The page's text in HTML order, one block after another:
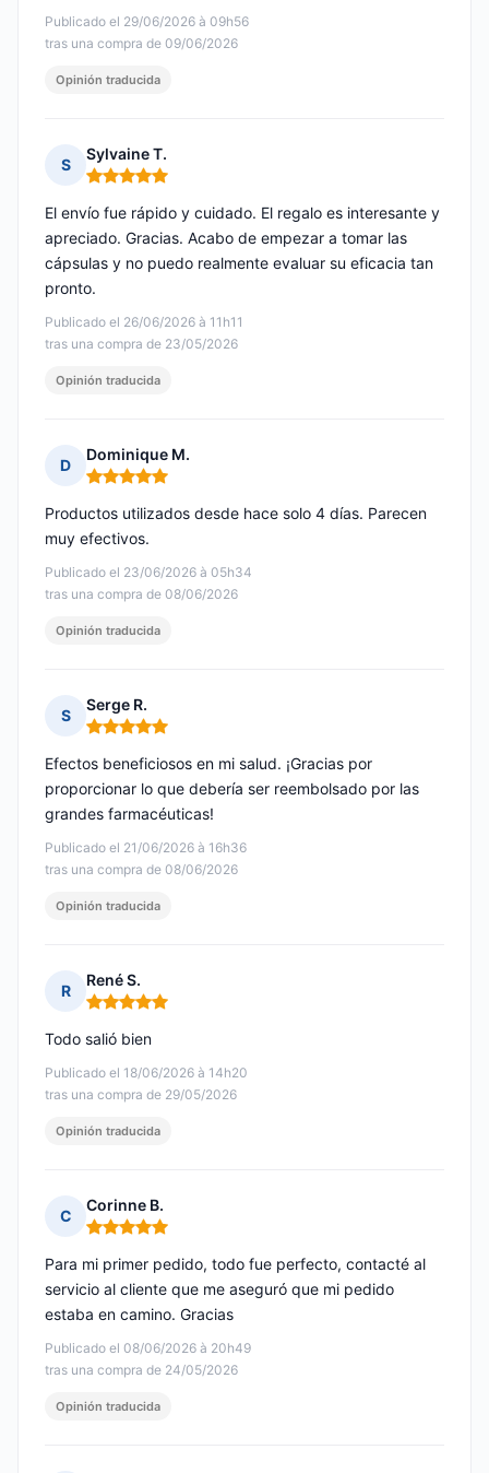
Publicado el 29/06/2026 à 09h56
tras una compra de 09/06/2026
Opinión traducida
S
Sylvaine T.
Nota: 5 de 5
Publicado el 26/06/2026 à 11h11
tras una compra de 23/05/2026
El envío fue rápido y cuidado. El regalo es interesante y
apreciado. Gracias. Acabo de empezar a tomar las
cápsulas y no puedo realmente evaluar su eficacia tan
pronto.
Opinión traducida
D
Dominique M.
Nota: 5 de 5
Publicado el 23/06/2026 à 05h34
tras una compra de 08/06/2026
Productos utilizados desde hace solo 4 días. Parecen
muy efectivos.
Opinión traducida
S
Serge R.
Nota: 5 de 5
Publicado el 21/06/2026 à 16h36
tras una compra de 08/06/2026
Efectos beneficiosos en mi salud. ¡Gracias por
proporcionar lo que debería ser reembolsado por las
grandes farmacéuticas!
Opinión traducida
R
René S.
Nota: 5 de 5
Publicado el 18/06/2026 à 14h20
tras una compra de 29/05/2026
Todo salió bien
Opinión traducida
C
Corinne B.
Nota: 5 de 5
Publicado el 08/06/2026 à 20h49
tras una compra de 24/05/2026
Para mi primer pedido, todo fue perfecto, contacté al
servicio al cliente que me aseguró que mi pedido
estaba en camino. Gracias
Opinión traducida